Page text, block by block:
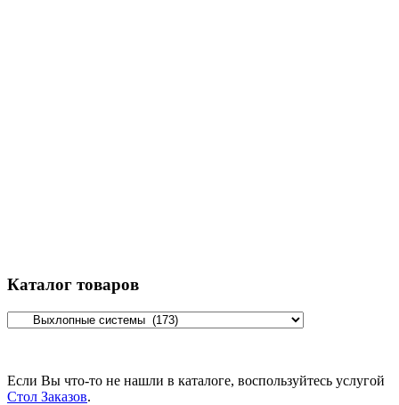
Каталог товаров
Если Вы что-то не нашли в каталоге, воспользуйтесь услугой
Стол Заказов.